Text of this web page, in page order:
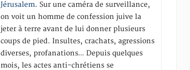
Jérusalem. Sur une caméra de surveillance,
on voit un homme de confession juive la
jeter à terre avant de lui donner plusieurs
coups de pied. Insultes, crachats, agressions
diverses, profanations… Depuis quelques
mois, les actes anti-chrétiens se